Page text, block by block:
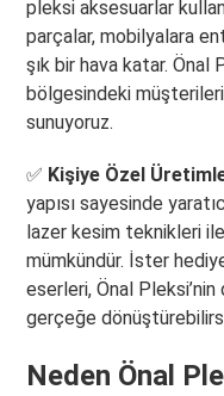
pleksi aksesuarlar
parçalar, mobilyalara
şık bir hava katar. Önal
bölgesindeki
sunuyoruz.
✅ Kişiye Özel
yapısı sayesinde
lazer kesim teknikleri
mümkündür. İster
eserleri, Önal
gerçeğe
Neden Önal